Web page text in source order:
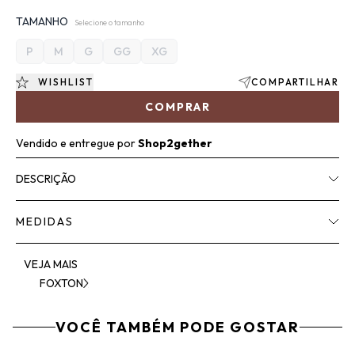
TAMANHO Selecione o tamanho
P M G GG XG
COMPRAR
WISHLIST COMPARTILHAR
Vendido e entregue porShop2gether
DESCRIÇÃO
MEDIDAS
VEJA MAIS
FOXTON
VOCÊ TAMBÉM PODE GOSTAR